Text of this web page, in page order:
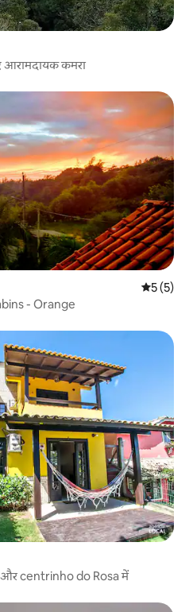
आरामदायक कमरा
औसत रेटिंग
5 (5)
- Orange
centrinho do Rosa में